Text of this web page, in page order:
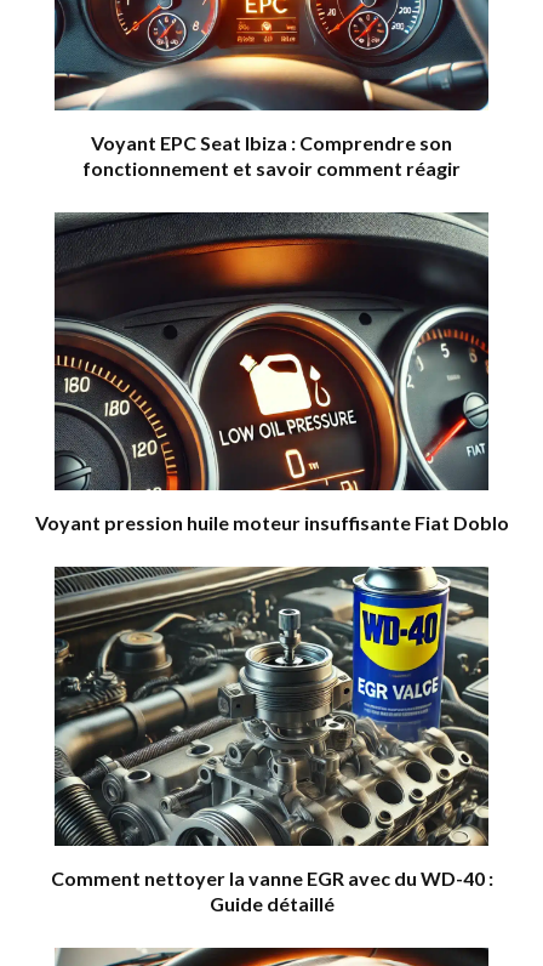
Voyant EPC Seat Ibiza : Comprendre son
fonctionnement et savoir comment réagir
Voyant pression huile moteur insuffisante Fiat Doblo
Comment nettoyer la vanne EGR avec du WD-40 :
Guide détaillé